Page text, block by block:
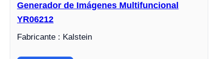
Generador de Imágenes Multifuncional
YR06212
Fabricante : Kalstein